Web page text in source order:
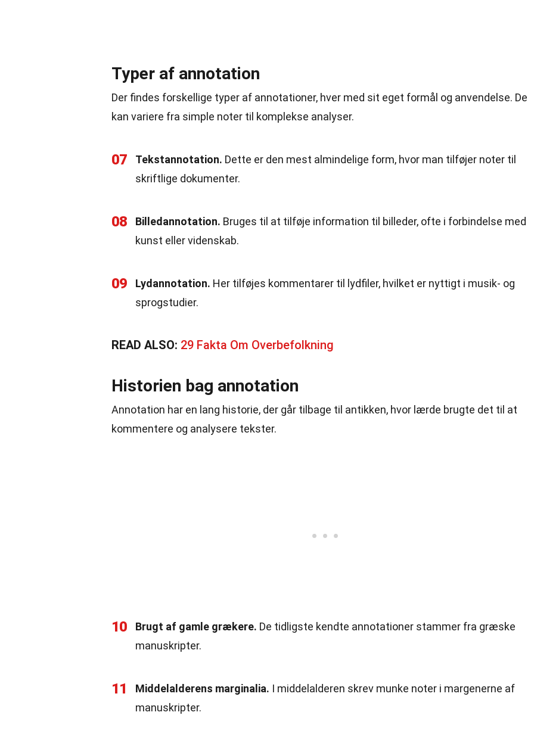
Typer af annotation
Der findes forskellige typer af annotationer, hver med sit eget formål og anvendelse. De
kan variere fra simple noter til komplekse analyser.
07 Tekstannotation. Dette er den mest almindelige form, hvor man tilføjer noter til
skriftlige dokumenter.
08 Billedannotation. Bruges til at tilføje information til billeder, ofte i forbindelse med
kunst eller videnskab.
09 Lydannotation. Her tilføjes kommentarer til lydfiler, hvilket er nyttigt i musik- og
sprogstudier.
READ ALSO: 29 Fakta Om Overbefolkning
Historien bag annotation
Annotation har en lang historie, der går tilbage til antikken, hvor lærde brugte det til at
kommentere og analysere tekster.
10 Brugt af gamle grækere. De tidligste kendte annotationer stammer fra græske
manuskripter.
11 Middelalderens marginalia. I middelalderen skrev munke noter i margenerne af
manuskripter.